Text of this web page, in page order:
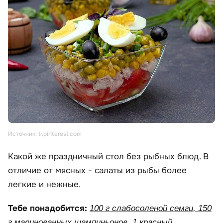
Источник: tr.pinterest.com
Какой же праздничный стол без рыбных блюд. В
отличие от мясных - салаты из рыбы более
легкие и нежные.
Тебе понадобится: 100 г слабосоленой семги, 150